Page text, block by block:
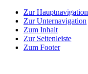
Zur Hauptnavigation
Zur Unternavigation
Zum Inhalt
Zur Seitenleiste
Zum Footer